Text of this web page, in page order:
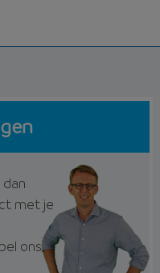
met je
ons